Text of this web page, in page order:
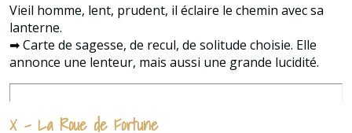
Vieil homme, lent, prudent, il éclaire le chemin avec sa
lanterne.
➡ Carte de sagesse, de recul, de solitude choisie. Elle
annonce une lenteur, mais aussi une grande lucidité.
X – La Roue de Fortune